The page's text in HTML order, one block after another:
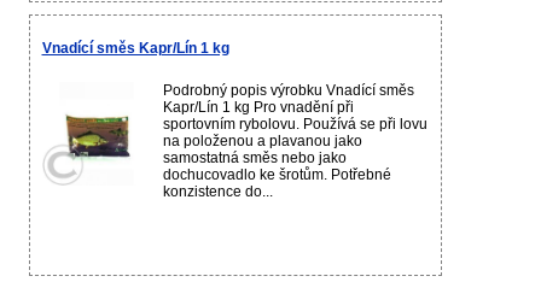
Vnadící směs Kapr/Lín 1 kg
Podrobný popis výrobku Vnadící směs
Kapr/Lín 1 kg Pro vnadění při
sportovním rybolovu. Používá se při lovu
na položenou a plavanou jako
samostatná směs nebo jako
dochucovadlo ke šrotům. Potřebné
konzistence do...